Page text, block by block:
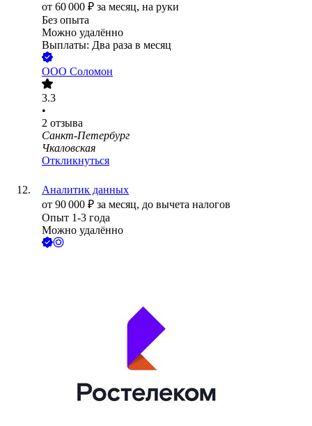
от 60 000 ₽ за месяц, на руки
Без опыта
Можно удалённо
Выплаты: Два раза в месяц
ООО Соломон
3.3
•
2 отзыва
Санкт-Петербург
Чкаловская
Откликнуться
Аналитик данных
от 90 000 ₽ за месяц, до вычета налогов
Опыт 1-3 года
Можно удалённо